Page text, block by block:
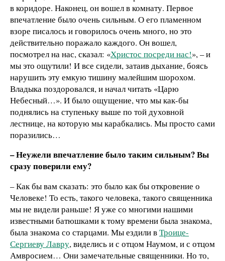
в коридоре. Наконец, он вошел в комнату. Первое
впечатление было очень сильным. О его пламенном
взоре писалось и говорилось очень много, но это
действительно поражало каждого. Он вошел,
посмотрел на нас, сказал: «Христос посреди нас!», – и
мы это ощутили! И все сидели, затаив дыхание, боясь
нарушить эту емкую тишину малейшим шорохом.
Владыка поздоровался, и начал читать «Царю
Небесный…». И было ощущение, что мы как-бы
поднялись на ступеньку выше по той духовной
лестнице, на которую мы карабкались. Мы просто сами
поразились…
– Неужели впечатление было таким сильным? Вы
сразу поверили ему?
– Как бы вам сказать: это было как бы откровение о
Человеке! То есть, такого человека, такого священника
мы не видели раньше! Я уже со многими нашими
известными батюшками к тому времени была знакома,
была знакома со старцами. Мы ездили вТроице-
Сергиеву Лавру, виделись и с отцом Наумом, и с отцом
Амвросием… Они замечательные священники. Но то,